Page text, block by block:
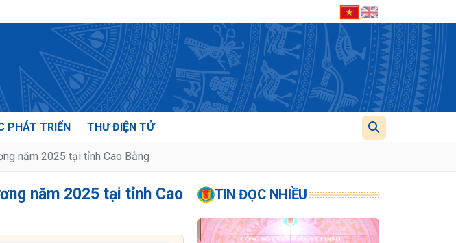
PHÁT TRIỂN THƯ ĐIỆN TỬ
năm 2025 tại tỉnh Cao Bằng
năm 2025 tại tỉnh Cao
TIN ĐỌC NHIỀU